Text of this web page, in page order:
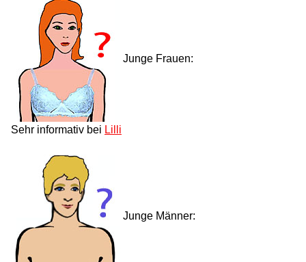
Junge Frauen:
Sehr informativ bei Lilli
Junge Männer: